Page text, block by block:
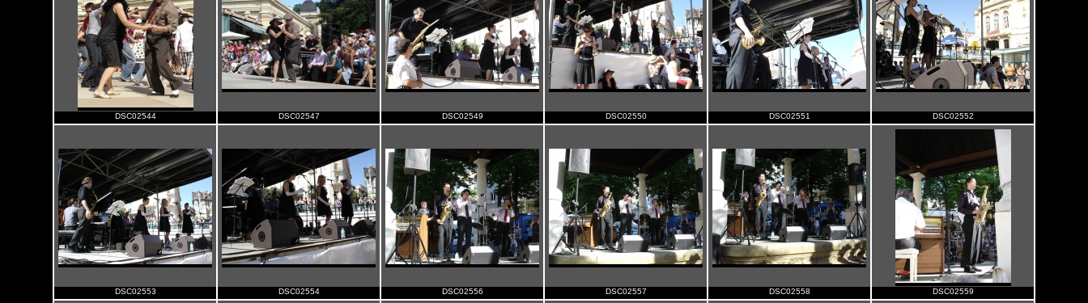
DSC02544 DSC02547 DSC02549 DSC02550 DSC02551 DSC02552
DSC02553 DSC02554 DSC02556 DSC02557 DSC02558 DSC02559